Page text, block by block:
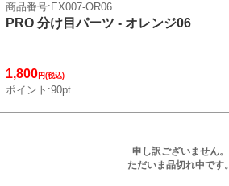
商品番号:EX007-OR06
PRO 分け目パーツ - オレンジ06
1,800円(税込)
ポイント:90pt
申し訳ございません。
ただいま品切れ中です。